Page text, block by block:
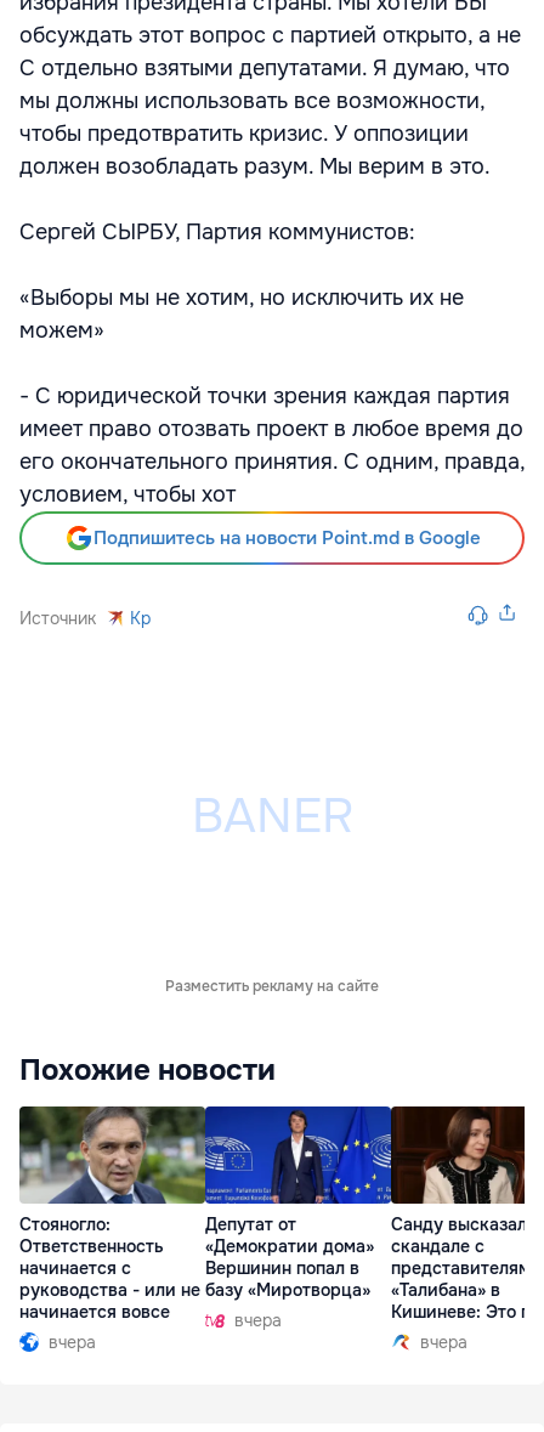
обсуждать этот вопрос с партией открыто, а не
С отдельно взятыми депутатами. Я думаю, что
мы должны использовать все возможности,
чтобы предотвратить кризис. У оппозиции
должен возобладать разум. Мы верим в это.
Сергей СЫРБУ, Партия коммунистов:
«Выборы мы не хотим, но исключить их не
можем»
- С юридической точки зрения каждая партия
имеет право отозвать проект в любое время до
его окончательного принятия. С одним, правда,
условием, чтобы хот
Подпишитесь на новости Point.md в Google
Источник Kp
Разместить рекламу на сайте
Похожие новости
Стояногло:
Ответственность
начинается с
руководства - или не
начинается вовсе
вчера
Депутат от
«Демократии дома»
Вершинин попал в
базу «Миротворца»
вчера
Санду
скандале с
представителями
«Талибана» в
Кишиневе: Это
вчера